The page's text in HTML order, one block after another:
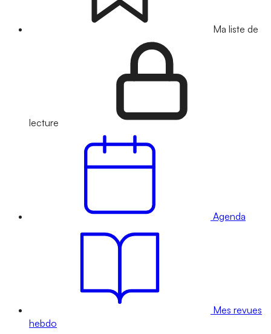
Ma liste de
lecture
Agenda
Mes revues
hebdo